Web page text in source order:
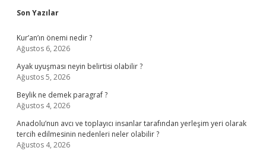
Sidebar
Son Yazılar
Kur’an’ın önemi nedir ?
Ağustos 6, 2026
Ayak uyuşması neyin belirtisi olabilir ?
Ağustos 5, 2026
Beylik ne demek paragraf ?
Ağustos 4, 2026
Anadolu’nun avcı ve toplayıcı insanlar tarafından yerleşim yeri olarak
tercih edilmesinin nedenleri neler olabilir ?
Ağustos 4, 2026